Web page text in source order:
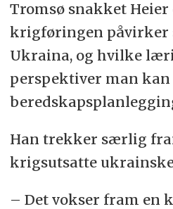
Tromsø snakket
krigføringen påvirker
Ukraina, og hvilke
perspektiver man kan
Han trekker særlig
krigsutsatte
– Det vokser fram en